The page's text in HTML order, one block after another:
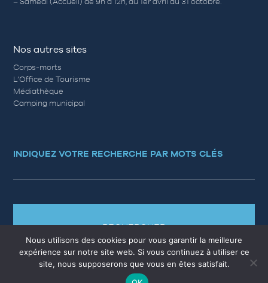
Nos autres sites
Corps-morts
L’Office de Tourisme
Médiathèque
Camping municipal
INDIQUEZ VOTRE RECHERCHE PAR MOTS CLÉS
RECHERCHER
Nous utilisons des cookies pour vous garantir la meilleure
expérience sur notre site web. Si vous continuez à utiliser ce
site, nous supposerons que vous en êtes satisfait.